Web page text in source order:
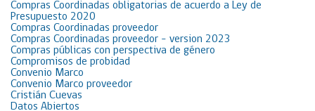
Compras Coordinadas obligatorias de acuerdo a Ley de
Presupuesto 2020
Compras Coordinadas proveedor
Compras Coordinadas proveedor – version 2023
Compras públicas con perspectiva de género
Compromisos de probidad
Convenio Marco
Convenio Marco proveedor
Cristián Cuevas
Datos Abiertos